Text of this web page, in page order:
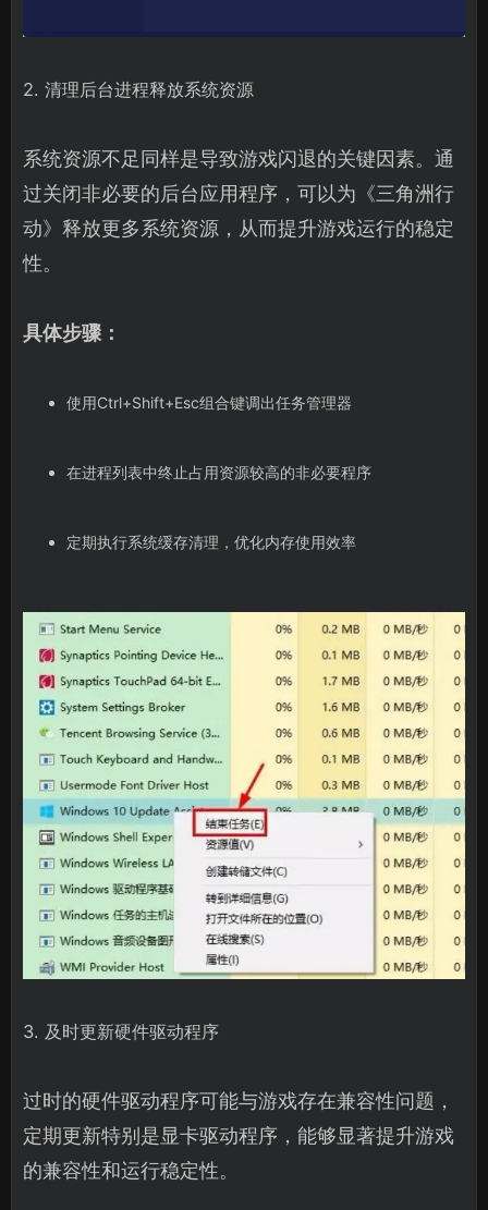
2. 清理后台进程释放系统资源
系统资源不足同样是导致游戏闪退的关键因素。通
过关闭非必要的后台应用程序，可以为《三角洲行
动》释放更多系统资源，从而提升游戏运行的稳定
性。
具体步骤：
使用Ctrl+Shift+Esc组合键调出任务管理器
在进程列表中终止占用资源较高的非必要程序
定期执行系统缓存清理，优化内存使用效率
3. 及时更新硬件驱动程序
过时的硬件驱动程序可能与游戏存在兼容性问题，
定期更新特别是显卡驱动程序，能够显著提升游戏
的兼容性和运行稳定性。